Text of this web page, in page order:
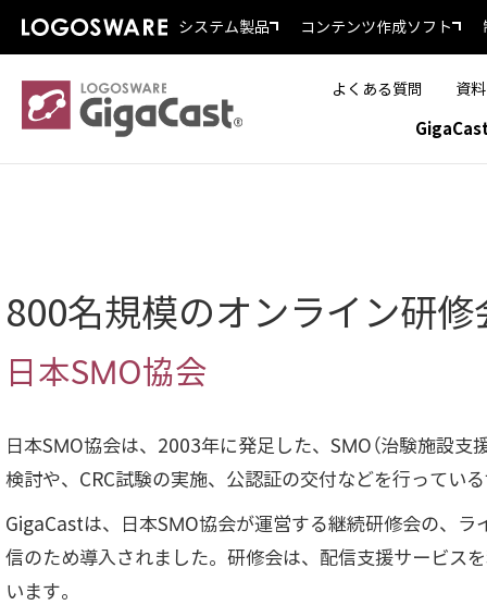
システム製品 コンテンツ作成ソフト
よくある質問 資
800名規模のオンライン研修
日本SMO協会
日本SMO協会は、2003年に発足した、SMO（治験施設支
検討や、CRC試験の実施、公認証の交付などを行ってい
GigaCastは、日本SMO協会が運営する継続研修会の、ラ
信のため導入されました。研修会は、配信支援サービス
います。